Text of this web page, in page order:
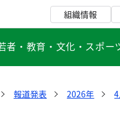
組織情報
者・教育・文化・スポー
報道発表 2026年